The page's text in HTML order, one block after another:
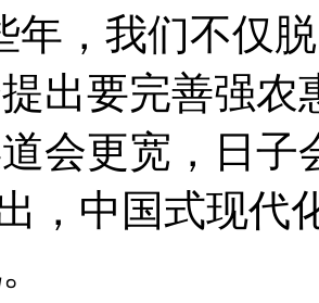
年，我们不仅
出要完善强
会更宽，日子
，中国式现代